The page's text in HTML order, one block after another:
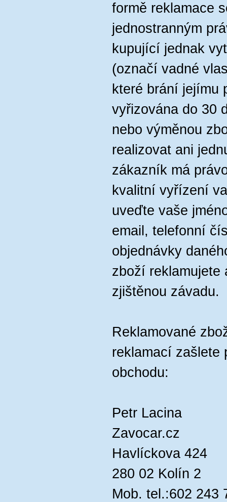
formě reklamace
jednostranným
kupující jednak
(označí vadné
které brání jejímu
vyřizována do 30
nebo výměnou
realizovat ani
zákazník má
kvalitní vyřízení
uveďte vaše
email, telefonní
objednávky
zboží reklamujete
zjištěnou závadu.
Reklamované
reklamací zašlete
obchodu:
Petr Lacina
Zavocar.cz
Havlíckova 424
280 02 Kolín 2
Mob. tel.:602 243